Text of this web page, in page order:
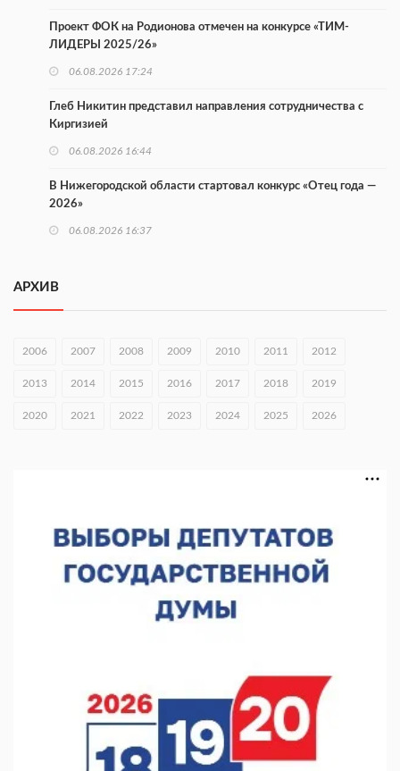
Проект ФОК на Родионова отмечен на конкурсе «ТИМ-
ЛИДЕРЫ 2025/26»
06.08.2026 17:24
Глеб Никитин представил направления сотрудничества с
Киргизией
06.08.2026 16:44
В Нижегородской области стартовал конкурс «Отец года —
2026»
06.08.2026 16:37
раза
06.08.2026 15:26
Видели ночь, бежали всю ночь... На Нижневолжской
набережной прошел необычный забег
Нижегородские хирурги выполнили трансоральную
операцию на щитовидной железе
06.08.2026 15:03
АРХИВ
2006 2007 2008 2009 2010 2011 2012
2013 2014 2015 2016 2017 2018 2019
2020 2021 2022 2023 2024 2025 2026